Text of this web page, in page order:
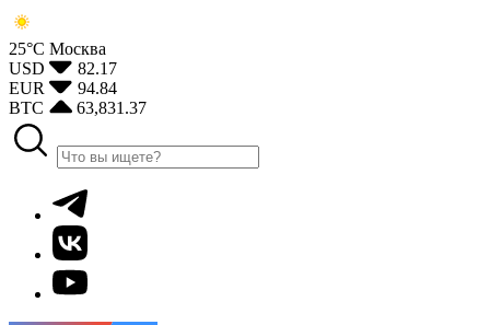
25°С Москва
USD
82.17
EUR
94.84
BTC
63,831.37